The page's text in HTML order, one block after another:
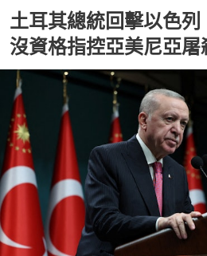
土耳其總統回擊以色
沒資格指控亞美尼亞屠